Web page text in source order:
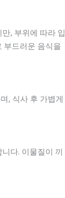
, 부위에 따라 입
부드러운 음식을
, 식사 후 가볍게
다. 이물질이 끼